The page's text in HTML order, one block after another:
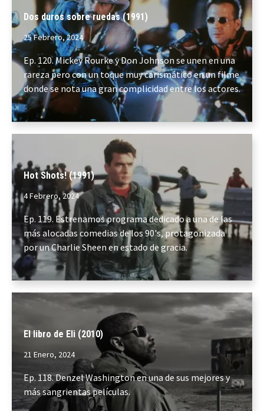
Dos duros sobre ruedas (1991)
25 Febrero, 2024
Ep. 120. Mickey Rourke y Don Johnson se unen en una
rareza pero con un toque muy carismático en un filme
donde se nota una gran complicidad entre los actores.
Hot Shots! (1991)
4 Febrero, 2024
Ep. 119. Estrenamos programa dedicado a una de las
más alocadas comedias de los 90's, protagonizada
por un Charlie Sheen en estado de gracia.
El libro de Eli (2010)
21 Enero, 2024
Ep. 118. Denzel Washington en una de sus mejores y
más sangrientas películas.